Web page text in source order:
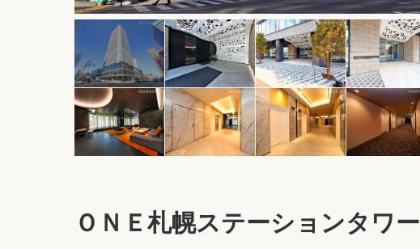
ＯＮＥ札幌ステーションタワー